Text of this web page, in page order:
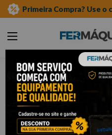
Primeira Compra? Use o
ferramentas
alargador expansivo